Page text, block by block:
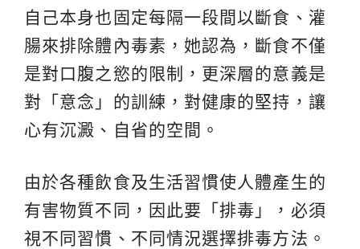
自己本身也固定每隔一段間以斷食、灌
腸來排除體內毒素，她認為，斷食不僅
是對口腹之慾的限制，更深層的意義是
對「意念」的訓練，對健康的堅持，讓
心有沉澱、自省的空間。
由於各種飲食及生活習慣使人體產生的
有害物質不同，因此要「排毒」，必須
視不同習慣、不同情況選擇排毒方法。